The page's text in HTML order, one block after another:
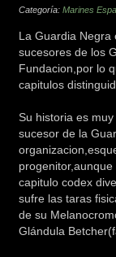
Categoría:Marines
La Guardia
sucesores de los
Fundacion,por lo
capitulos
Su historia es
sucesor de la
capitulo codex
sufre las taras
de su
Glándula